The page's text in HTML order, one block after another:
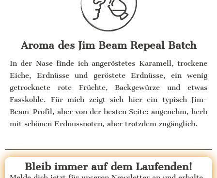
Aroma des Jim Beam Repeal Batch
In der Nase finde ich angeröstetes Karamell, trockene
Eiche, Erdnüsse und geröstete Erdnüsse, ein wenig
getrocknete rote Früchte, Backgewürze und etwas
Fasskohle. Für mich zeigt sich hier ein typisch Jim-
Beam-Profil, aber von der besten Seite: angenehm, herb
mit schönen Erdnussnoten, aber trotzdem zugänglich.
Bleib immer auf dem Laufenden!